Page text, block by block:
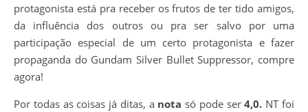
protagonista está pra receber os frutos de ter tido amigos,
da influência dos outros ou pra ser salvo por uma
participação especial de um certo protagonista e fazer
propaganda do Gundam Silver Bullet Suppressor, compre
agora!
Por todas as coisas já ditas, a notasó pode ser4,0. NT foi